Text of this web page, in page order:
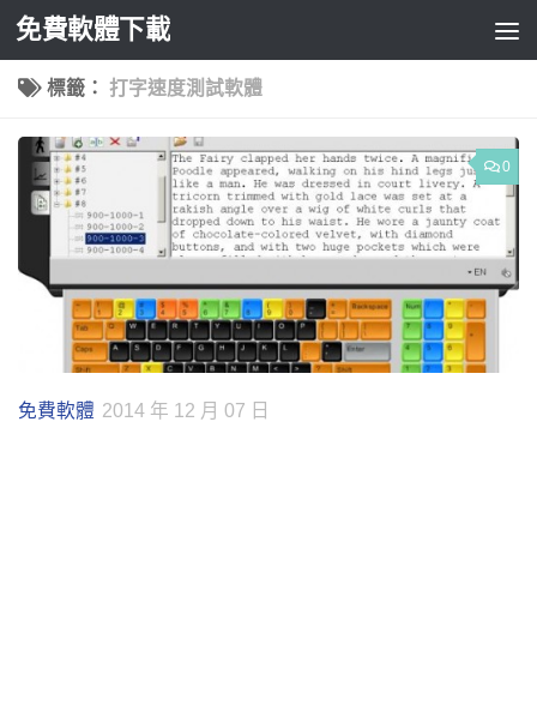
Skip to content
免費軟體下載
標籤： 打字速度測試軟體
0
免費軟體 2014 年 12 月 07 日